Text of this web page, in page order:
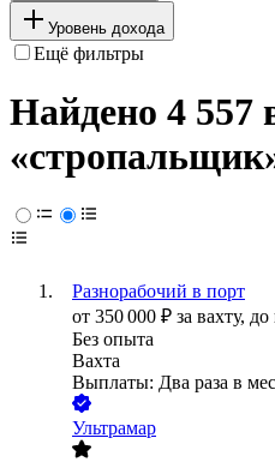
Уровень дохода
Ещё фильтры
Найдено 4 557
Разнорабочий в порт
от 350 000 ₽ за вахту, до
Без опыта
Вахта
Выплаты: Два раза в
Ультрамар